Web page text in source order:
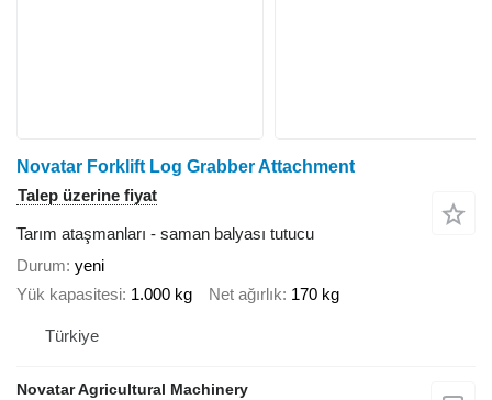
Novatar Forklift Log Grabber Attachment
Talep üzerine fiyat
Tarım ataşmanları - saman balyası tutucu
Durum yeni
Yük kapasitesi 1.000 kg Net ağırlık 170 kg
Türkiye
Novatar Agricultural Machinery